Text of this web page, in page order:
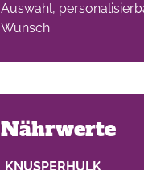
Auswahl,
Wunsch
Nährwerte
KNUSPERHULK